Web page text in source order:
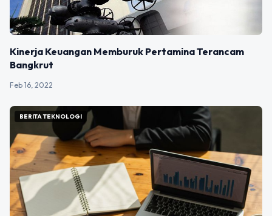
Kinerja Keuangan Memburuk Pertamina Terancam
Bangkrut
Feb 16, 2022
BERITA TEKNOLOGI